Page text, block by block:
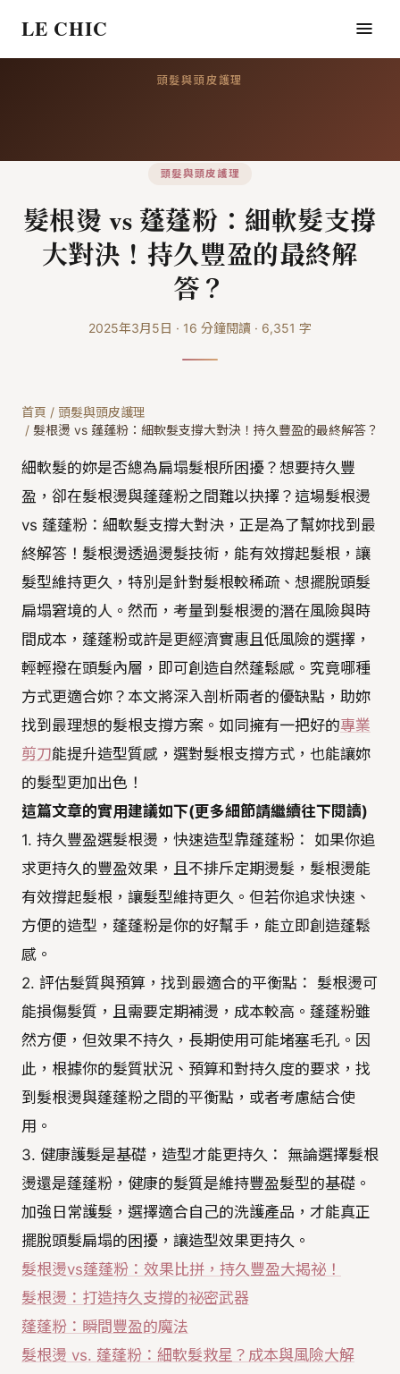
LE CHIC
頭髮與頭皮護理
頭髮與頭皮護理
髮根燙 vs 蓬蓬粉：細軟髮支撐
大對決！持久豐盈的最終解
答？
2025年3月5日 · 16 分鐘閱讀 · 6,351 字
首頁 / 頭髮與頭皮護理
/ 髮根燙 vs 蓬蓬粉：細軟髮支撐大對決！持久豐盈的最終解答？
細軟髮的妳是否總為扁塌髮根所困擾？想要持久豐
盈，卻在髮根燙與蓬蓬粉之間難以抉擇？這場髮根燙
vs 蓬蓬粉：細軟髮支撐大對決，正是為了幫妳找到最
終解答！髮根燙透過燙髮技術，能有效撐起髮根，讓
髮型維持更久，特別是針對髮根較稀疏、想擺脫頭髮
扁塌窘境的人。然而，考量到髮根燙的潛在風險與時
間成本，蓬蓬粉或許是更經濟實惠且低風險的選擇，
輕輕撥在頭髮內層，即可創造自然蓬鬆感。究竟哪種
方式更適合妳？本文將深入剖析兩者的優缺點，助妳
找到最理想的髮根支撐方案。如同擁有一把好的專業
剪刀能提升造型質感，選對髮根支撐方式，也能讓妳
的髮型更加出色！
這篇文章的實用建議如下(更多細節請繼續往下閱讀)
1. 持久豐盈選髮根燙，快速造型靠蓬蓬粉： 如果你追
求更持久的豐盈效果，且不排斥定期燙髮，髮根燙能
有效撐起髮根，讓髮型維持更久。但若你追求快速、
方便的造型，蓬蓬粉是你的好幫手，能立即創造蓬鬆
感。
2. 評估髮質與預算，找到最適合的平衡點： 髮根燙可
能損傷髮質，且需要定期補燙，成本較高。蓬蓬粉雖
然方便，但效果不持久，長期使用可能堵塞毛孔。因
此，根據你的髮質狀況、預算和對持久度的要求，找
到髮根燙與蓬蓬粉之間的平衡點，或者考慮結合使
用。
3. 健康護髮是基礎，造型才能更持久： 無論選擇髮根
燙還是蓬蓬粉，健康的髮質是維持豐盈髮型的基礎。
加強日常護髮，選擇適合自己的洗護產品，才能真正
擺脫頭髮扁塌的困擾，讓造型效果更持久。
髮根燙vs蓬蓬粉：效果比拼，持久豐盈大揭祕！
髮根燙：打造持久支撐的祕密武器
蓬蓬粉：瞬間豐盈的魔法
髮根燙 vs. 蓬蓬粉：細軟髮救星？成本與風險大解